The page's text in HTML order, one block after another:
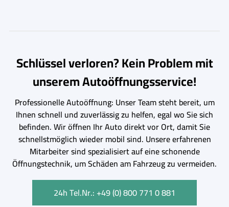
Schlüssel verloren? Kein Problem mit
unserem Autoöffnungsservice!
Professionelle Autoöffnung: Unser Team steht bereit, um
Ihnen schnell und zuverlässig zu helfen, egal wo Sie sich
befinden. Wir öffnen Ihr Auto direkt vor Ort, damit Sie
schnellstmöglich wieder mobil sind. Unsere erfahrenen
Mitarbeiter sind spezialisiert auf eine schonende
Öffnungstechnik, um Schäden am Fahrzeug zu vermeiden.
24h Tel.Nr.: +49 (0) 800 771 0 881